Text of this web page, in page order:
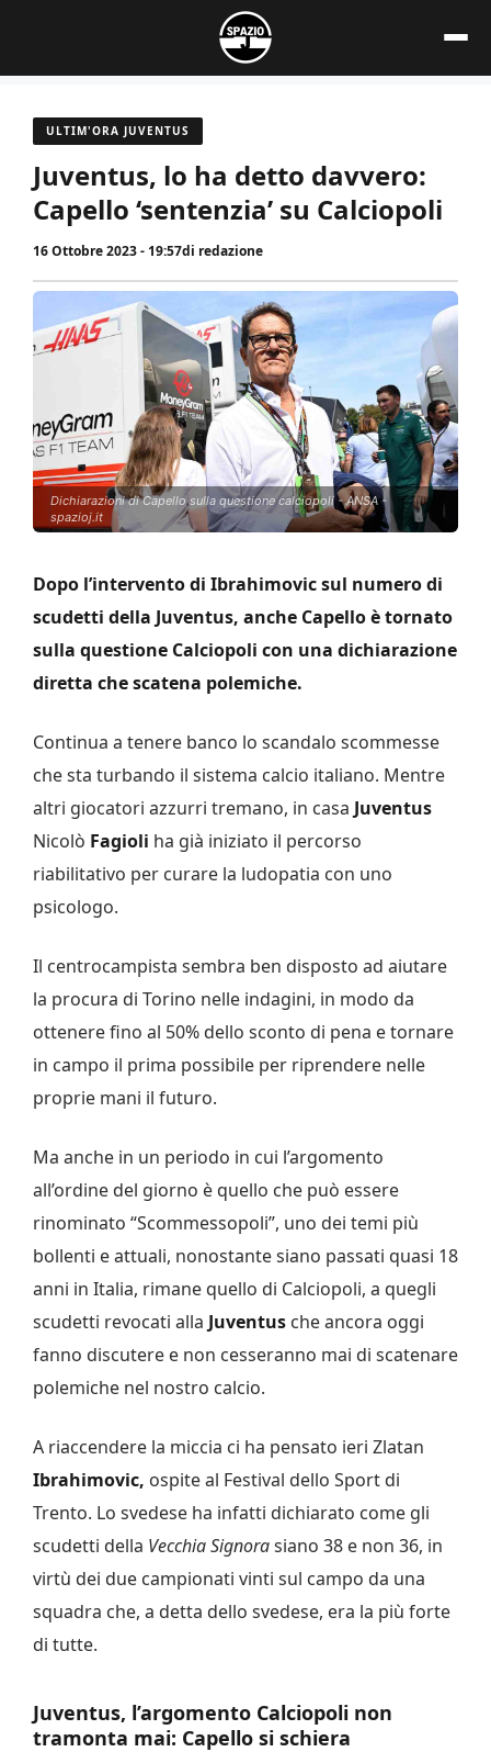
contenuto
ULTIM'ORA JUVENTUS
Juventus, lo ha detto davvero:
Capello ‘sentenzia’ su Calciopoli
16 Ottobre 2023 - 19:57di redazione
Dichiarazioni di Capello sulla questione calciopoli - ANSA -
spazioj.it
Dopo l’intervento di Ibrahimovic sul numero di
scudetti della Juventus, anche Capello è tornato
sulla questione Calciopoli con una dichiarazione
diretta che scatena polemiche.
Continua a tenere banco lo scandalo scommesse
che sta turbando il sistema calcio italiano. Mentre
altri giocatori azzurri tremano, in casa Juventus
Nicolò Fagioli ha già iniziato il percorso
riabilitativo per curare la ludopatia con uno
psicologo.
Il centrocampista sembra ben disposto ad aiutare
la procura di Torino nelle indagini, in modo da
ottenere fino al 50% dello sconto di pena e tornare
in campo il prima possibile per riprendere nelle
proprie mani il futuro.
Ma anche in un periodo in cui l’argomento
all’ordine del giorno è quello che può essere
rinominato “Scommessopoli”, uno dei temi più
bollenti e attuali, nonostante siano passati quasi 18
anni in Italia, rimane quello di Calciopoli, a quegli
scudetti revocati alla Juventus che ancora oggi
fanno discutere e non cesseranno mai di scatenare
polemiche nel nostro calcio.
A riaccendere la miccia ci ha pensato ieri Zlatan
Ibrahimovic, ospite al Festival dello Sport di
Trento. Lo svedese ha infatti dichiarato come gli
scudetti della Vecchia Signorasiano 38 e non 36, in
virtù dei due campionati vinti sul campo da una
squadra che, a detta dello svedese, era la più forte
di tutte.
Juventus, l’argomento Calciopoli non
tramonta mai: Capello si schiera